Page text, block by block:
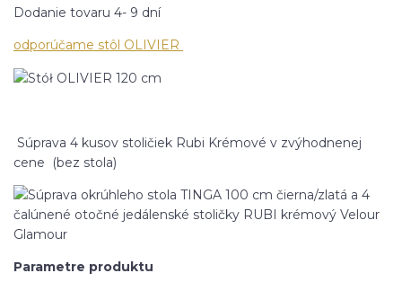
Dodanie tovaru 4- 9 dní
odporúčame stôl OLIVIER
Súprava 4 kusov stoličiek Rubi Krémové v zvýhodnenej
cene (bez stola)
Parametre produktu